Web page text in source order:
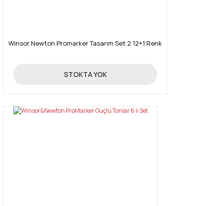
Winsor Newton Promarker Tasarım Set 2 12+1 Renk
214,30 TL
STOKTA YOK